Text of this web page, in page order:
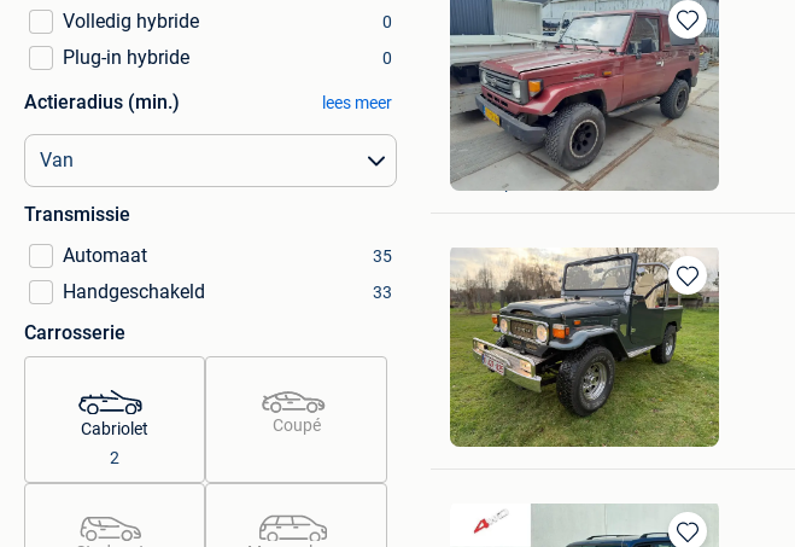
Volledig hybride 0
Plug-in hybride 0
Actieradius (min.) lees meer
Transmissie
Automaat
35
Handgeschakeld 33
Carrosserie
Cabriolet
2
Coupé
Bewaren
in
Mijn
Favorieten
JAN
Krimpen
Bewaren
in
Mijn
Favorieten
jan
Gistel+Deel Westkerke